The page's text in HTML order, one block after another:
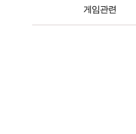
게임관련